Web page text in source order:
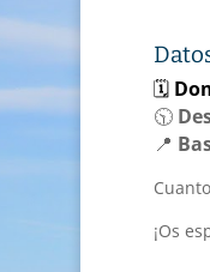
🗓
🕥
📍
¡Os